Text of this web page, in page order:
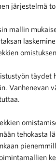
järjestelmä
mallin
täydet
Vanhenevan
tehokasta